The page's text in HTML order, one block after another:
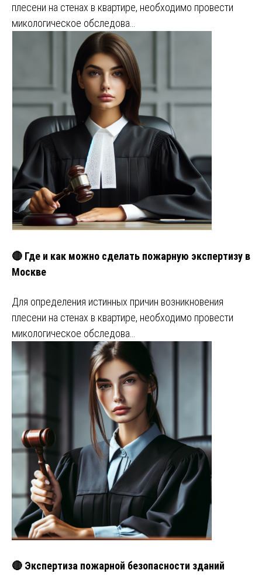
плесени на стенах в квартире, необходимо провести
микологическое обследова…
🔴 Где и как можно сделать пожарную экспертизу в
Москве
Для определения истинных причин возникновения
плесени на стенах в квартире, необходимо провести
микологическое обследова…
🔴 Экспертиза пожарной безопасности зданий